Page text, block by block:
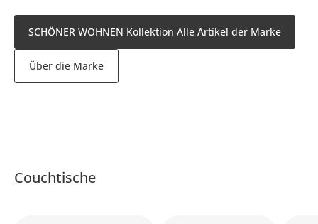
SCHÖNER WOHNEN Kollektion Alle Artikel der Marke
Über die Marke
Couchtische